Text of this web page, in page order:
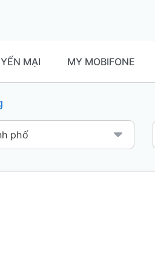
MẠI MY MOBIFONE